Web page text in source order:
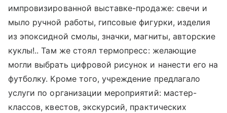
импровизированной выставке-продаже: свечи и
мыло ручной работы, гипсовые фигурки, изделия
из эпоксидной смолы, значки, магниты, авторские
куклы!.. Там же стоял термопресс: желающие
могли выбрать цифровой рисунок и нанести его на
футболку. Кроме того, учреждение предлагало
услуги по организации мероприятий: мастер-
классов, квестов, экскурсий, практических